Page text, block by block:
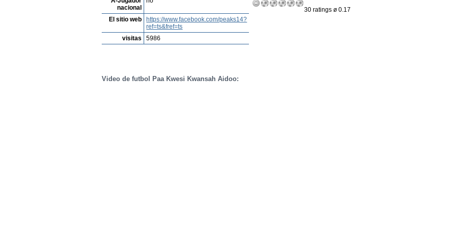
nacional
El sitio web
https://www.facebook.com/peaks14?
ref=ts&fref=ts
visitas
5986
30 ratings ø 0.17
Video de futbol Paa Kwesi Kwansah Aidoo: